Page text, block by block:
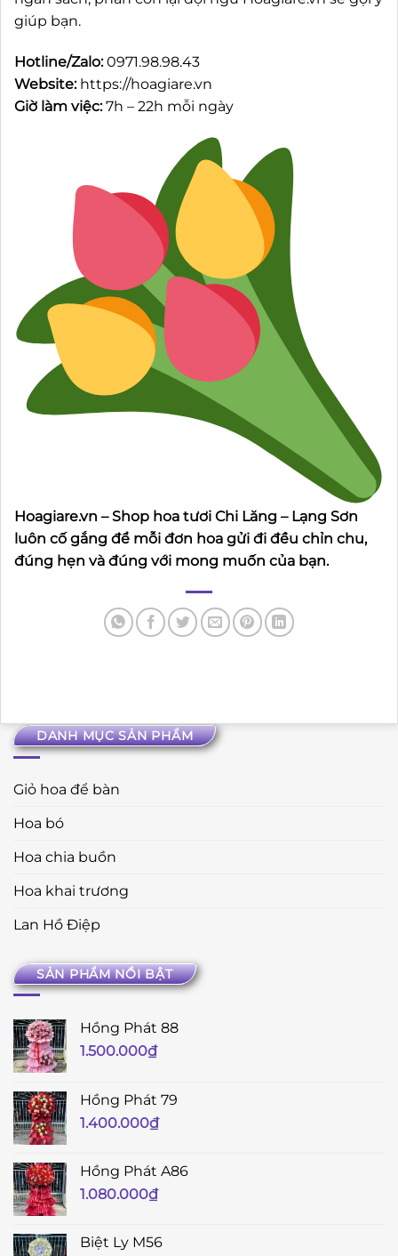
DANH MỤC SẢN PHẨM
Giỏ hoa để bàn
Hoa bó
Hoa chia buồn
Hoa khai trương
Lan Hồ Điệp
SẢN PHẨM NỔI BẬT
Hồng Phát 88
1.500.000₫
Hồng Phát 79
1.400.000₫
Hồng Phát A86
1.080.000₫
Biệt Ly M56
giúp bạn.
Hotline/Zalo:0971.98.98.43
Website: https://hoagiare.vn
Giờ làm việc:7h – 22h mỗi ngày
Hoagiare.vn – Shop hoa tươi Chi Lăng – Lạng Sơn
luôn cố gắng để mỗi đơn hoa gửi đi đều chỉn chu,
đúng hẹn và đúng với mong muốn của bạn.